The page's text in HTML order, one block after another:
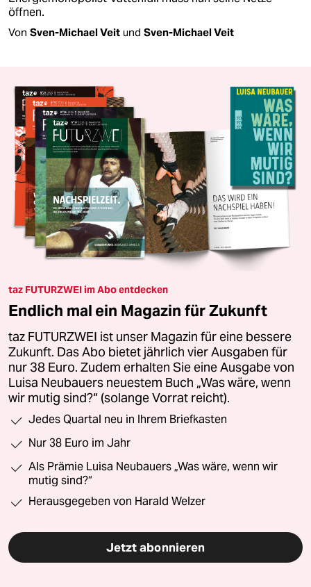
öffnen.
Von Sven-Michael Veit und Sven-Michael Veit
taz FUTURZWEI im Abo entdecken
Endlich mal ein Magazin für Zukunft
taz FUTURZWEI ist unser Magazin für eine bessere
Zukunft. Das Abo bietet jährlich vier Ausgaben für
nur 38 Euro. Zudem erhalten Sie eine Ausgabe von
Luisa Neubauers neuestem Buch „Was wäre, wenn
wir mutig sind?“ (solange Vorrat reicht).
Jedes Quartal neu in Ihrem Briefkasten
Nur 38 Euro im Jahr
Als Prämie Luisa Neubauers „Was wäre, wenn wir
mutig sind?“
Herausgegeben von Harald Welzer
Jetzt abonnieren